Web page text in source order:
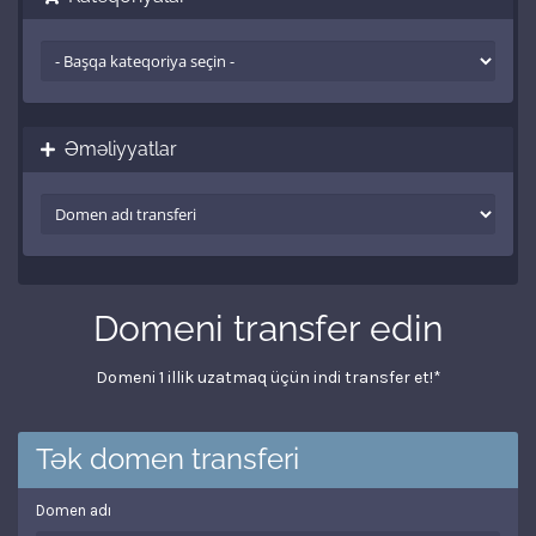
Əməliyyatlar
Domeni transfer edin
Domeni 1 illik uzatmaq üçün indi transfer et!*
Tək domen transferi
Domen adı